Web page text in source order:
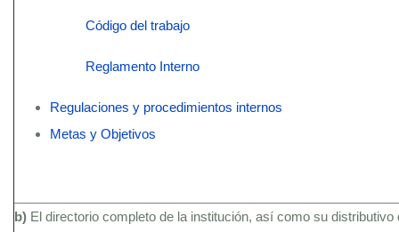
Código del trabajo
Reglamento Interno
Regulaciones y procedimientos internos
Metas y Objetivos
b) El directorio completo de la institución, así como su distributivo